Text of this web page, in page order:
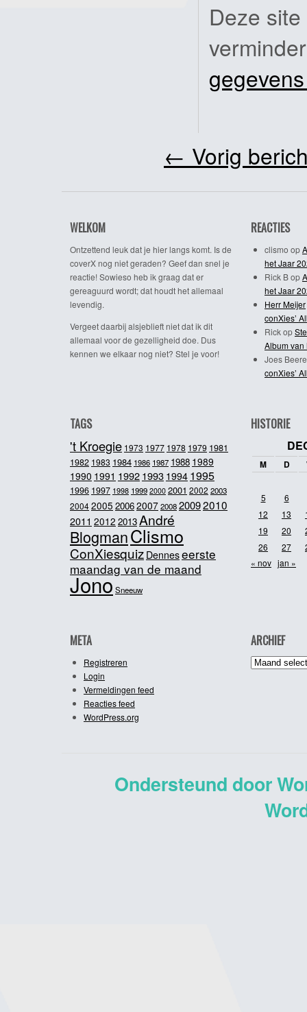
Deze
← Vorig
WELKOM
Ontzettend leuk dat je hier langs komt. Is de
coverX nog niet geraden? Geef dan snel je
reactie! Sowieso heb ik graag dat er
gereaguurd wordt; dat houdt het allemaal
levendig.
Vergeet daarbij alsjeblieft niet dat ik dit
allemaal voor de gezelligheid doe. Dus
kennen we elkaar nog niet? Stel je voor!
REACTIES
clismo op
het Jaar
Rick Bop
het Jaar
Herr Meijer
conXies’
Rickop
Album van
Joes
conXies’
TAGS
't Kroegie 1973 1977 1978 1979 1981
1982 1983 1984 1986 1987 1988 1989
1990 1991 19921993 1994 1995
1996 1997 1998 1999 2000 2001 2002 2003
20042005 20062007200820092010
2011 2012 2013André
BlogmanClismo
ConXiesquiz Denneseerste
maandag van de maand
JonoSneeuw
HISTORIE
M D
5
6
12
13
19
20
26
27
« nov jan »
META
Registreren
Login
Vermeldingen feed
Reacties feed
WordPress.org
ARCHIEF
Archief
Ondersteund door